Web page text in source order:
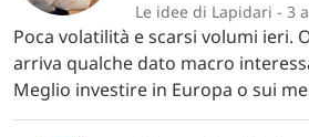
Le idee di Lapidari - 3
Poca volatilità e scarsi volumi ieri.
arriva qualche dato macro
Meglio investire in Europa o sui